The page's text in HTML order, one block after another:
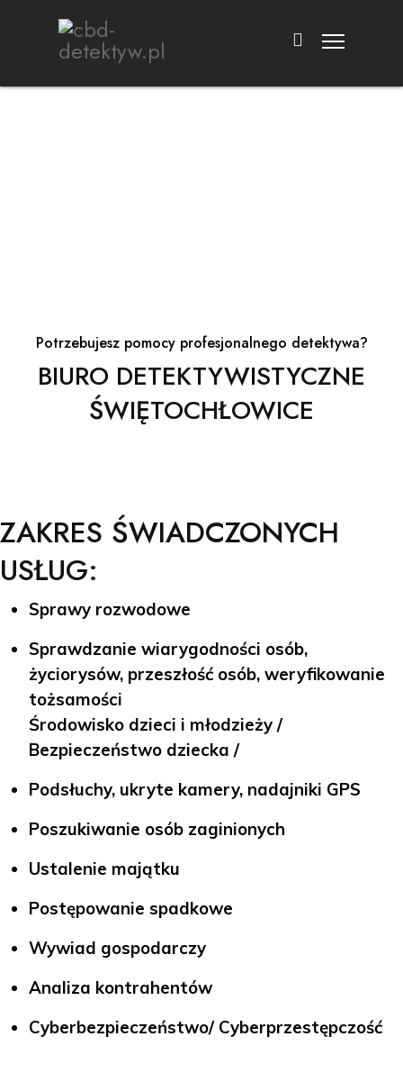
Potrzebujesz pomocy profesjonalnego detektywa?
BIURO DETEKTYWISTYCZNE
ŚWIĘTOCHŁOWICE
ZAKRES ŚWIADCZONYCH
USŁUG:
Sprawy rozwodowe
Sprawdzanie wiarygodności osób,
życiorysów, przeszłość osób, weryfikowanie
tożsamości
Środowisko dzieci i młodzieży /
Bezpieczeństwo dziecka /
Podsłuchy, ukryte kamery, nadajniki GPS
Poszukiwanie osób zaginionych
Ustalenie majątku
Postępowanie spadkowe
Wywiad gospodarczy
Analiza kontrahentów
Cyberbezpieczeństwo/ Cyberprzestępczość